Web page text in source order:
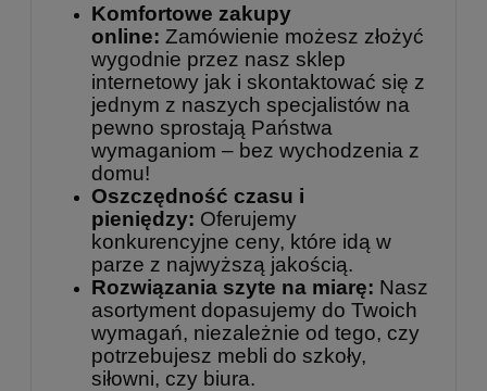
Komfortowe zakupy
online: Zamówienie możesz złożyć
wygodnie przez nasz sklep
internetowy jak i skontaktować się z
jednym z naszych specjalistów na
pewno sprostają Państwa
wymaganiom – bez wychodzenia z
domu!
Oszczędność czasu i
pieniędzy: Oferujemy
konkurencyjne ceny, które idą w
parze z najwyższą jakością.
Rozwiązania szyte na miarę: Nasz
asortyment dopasujemy do Twoich
wymagań, niezależnie od tego, czy
potrzebujesz mebli do szkoły,
siłowni, czy biura.